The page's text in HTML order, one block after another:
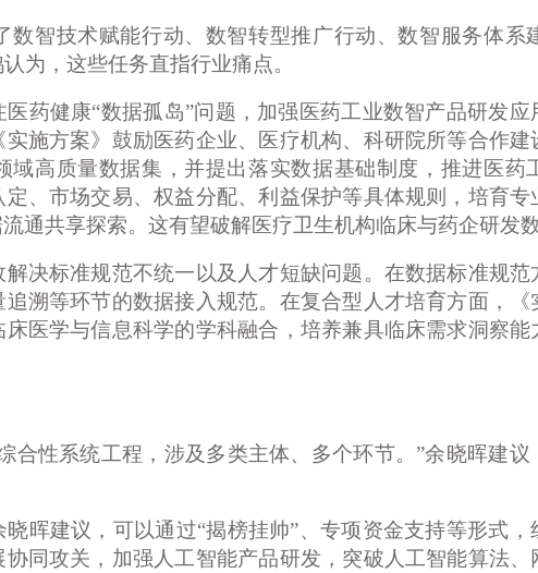
智技术赋能行动、数智转型推广行动、数智服务体系
为，这些任务直指行业痛点。
药健康“数据孤岛”问题，加强医药工业数智产品研发
施方案》鼓励医药企业、医疗机构、科研院所等合作
域高质量数据集，并提出落实数据基础制度，推进医药
、市场交易、权益分配、利益保护等具体规则，培育
通共享探索。这有望破解医疗卫生机构临床与药企研发
标准规范不统一以及人才短缺问题。在数据标准规范
溯等环节的数据接入规范。在复合型人才培育方面，
医学与信息科学的学科融合，培养兼具临床需求洞察
合性系统工程，涉及多类主体、多个环节。”余晓晖建
晖建议，可以通过“揭榜挂帅”、专项资金支持等形式
同攻关，加强人工智能产品研发，突破人工智能算法